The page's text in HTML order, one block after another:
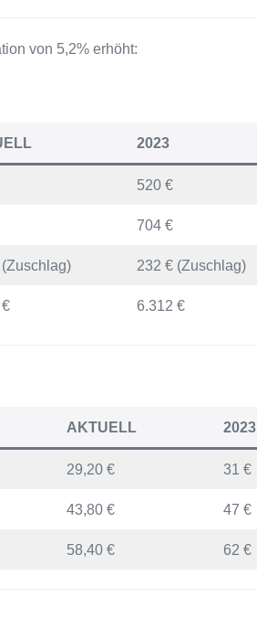
von 5,2% erhöht:
2023
520 €
704 €
232 € (Zuschlag)
6.312 €
AKTUELL 2023
29,20 € 31 €
43,80 € 47 €
58,40 € 62 €